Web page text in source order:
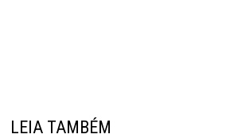
LEIA TAMBÉM